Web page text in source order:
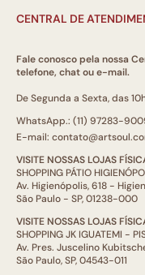
CENTRAL DE
Fale conosco pela nossa
telefone, chat ou e-mail.
De Segunda a Sexta, das
WhatsApp.: (11) 97283-
E-mail:
VISITE NOSSAS LOJAS
SHOPPING PÁTIO
Av. Higienópolis, 618 -
São Paulo - SP, 01238-000
VISITE NOSSAS LOJAS
SHOPPING JK IGUATEMI -
Av. Pres. Juscelino
São Paulo, SP, 04543-011